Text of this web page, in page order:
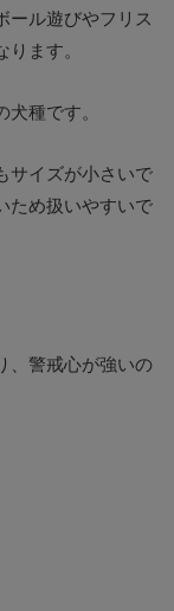
ール遊びやフリス
ます。
種です。
サイズが小さいで
ため扱いやすいで
、警戒心が強いの